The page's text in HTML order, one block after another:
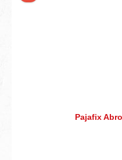
Pajafix